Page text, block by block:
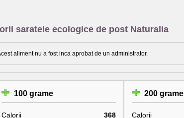
saratele ecologice de post Naturalia
aliment nu a fost inca aprobat de un administrator.
100 grame
Calorii 368
200 grame
Calorii